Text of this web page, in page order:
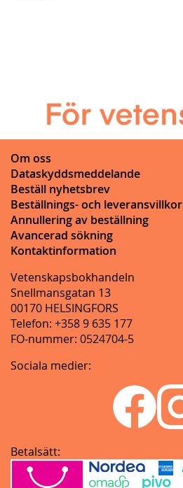
Om oss
Dataskyddsmeddelande
Beställ nyhetsbrev
Beställnings- och leveransvillkor
Annullering av beställning
Avancerad sökning
Kontaktinformation
Vetenskapsbokhandeln
Snellmansgatan 13
00170 HELSINGFORS
Telefon: +358 9 635 177
FO-nummer: 0524704-5
Sociala medier:
Betalsätt: